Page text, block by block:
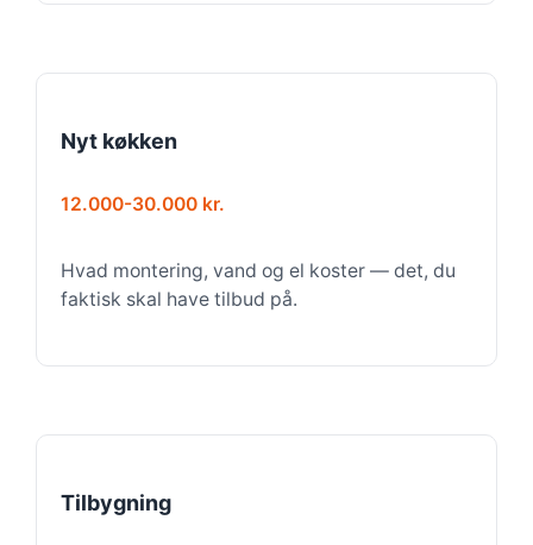
Nyt køkken
12.000-30.000 kr.
Hvad montering, vand og el koster — det, du
faktisk skal have tilbud på.
Tilbygning